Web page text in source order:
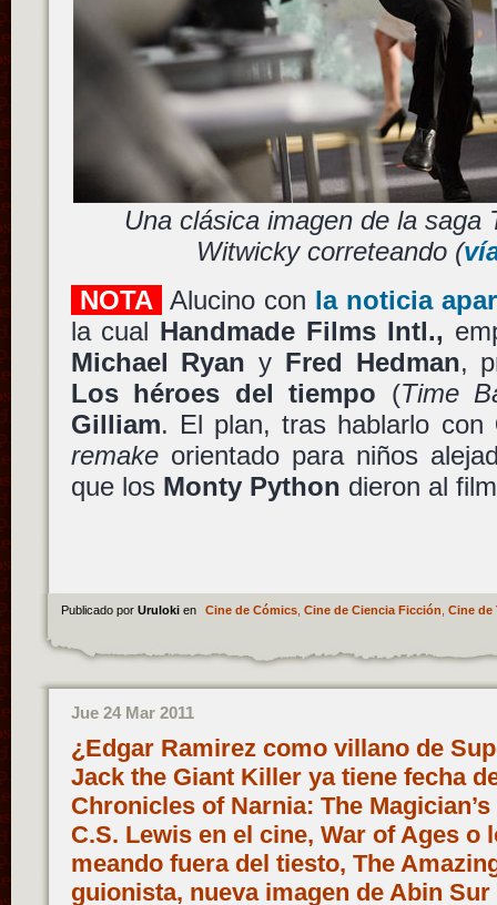
Una clásica imagen de la saga
Witwicky correteando (
NOTA Alucino con la noticia
la cual Handmade Films Intl.,
Michael Ryan y Fred Hedman,
Los héroes del tiempo (Time
Gilliam. El plan, tras hablarlo con
remakeorientado para niños
que los Monty Python dieron al
Publicado por Uruloki en Cine de Cómics, Cine de Ciencia Ficción Cine de
Jue 24 Mar 2011
¿Edgar Ramirez como villano de
Jack the Giant Killer ya tiene fecha
Chronicles of Narnia: The
C.S. Lewis en el cine, War of Ages o
meando fuera del tiesto, The
guionista, nueva imagen de Abin